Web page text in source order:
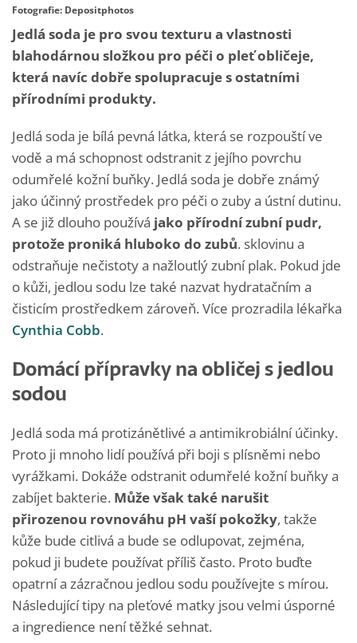
Fotografie: Depositphotos
Jedlá soda je pro svou texturu a vlastnosti
blahodárnou složkou pro péči o pleť obličeje,
která navíc dobře spolupracuje s ostatními
přírodními produkty.
Jedlá soda je bílá pevná látka, která se rozpouští ve
vodě a má schopnost odstranit z jejího povrchu
odumřelé kožní buňky. Jedlá soda je dobře známý
jako účinný prostředek pro péči o zuby a ústní dutinu.
A se již dlouho používá jako přírodní zubní pudr,
protože proniká hluboko do zubů. sklovinu a
odstraňuje nečistoty a nažloutlý zubní plak. Pokud jde
o kůži, jedlou sodu lze také nazvat hydratačním a
čisticím prostředkem zároveň. Více prozradila lékařka
Cynthia Cobb.
Domácí přípravky na obličej s jedlou
sodou
Jedlá soda má protizánětlivé a antimikrobiální účinky.
Proto ji mnoho lidí používá při boji s plísněmi nebo
vyrážkami. Dokáže odstranit odumřelé kožní buňky a
zabíjet bakterie. Může však také narušit
přirozenou rovnováhu pH vaší pokožky, takže
kůže bude citlivá a bude se odlupovat, zejména,
pokud ji budete používat příliš často. Proto buďte
opatrní a zázračnou jedlou sodu používejte s mírou.
Následující tipy na pleťové matky jsou velmi úsporné
a ingredience není těžké sehnat.